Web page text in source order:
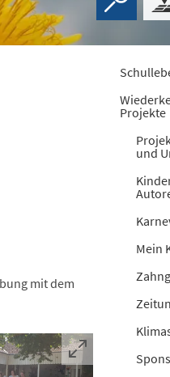
mit dem
Projekte
und
Mein